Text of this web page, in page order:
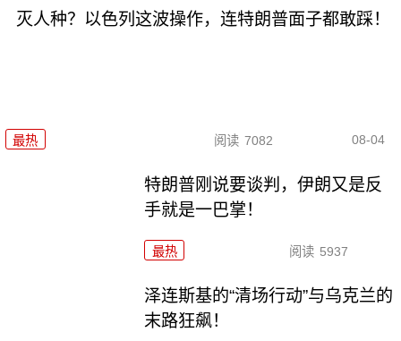
灭人种？以色列这波操作，连特朗普面子都敢踩！
最热 阅读 7082 08-04
特朗普刚说要谈判，伊朗又是反
手就是一巴掌！
最热 阅读 5937
泽连斯基的“清场行动”与乌克兰的
末路狂飙！